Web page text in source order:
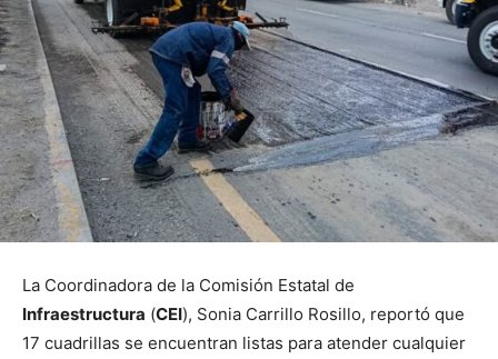
La Coordinadora de la Comisión Estatal de
Infraestructura (CEI), Sonia Carrillo Rosillo, reportó que
17 cuadrillas se encuentran listas para atender cualquier